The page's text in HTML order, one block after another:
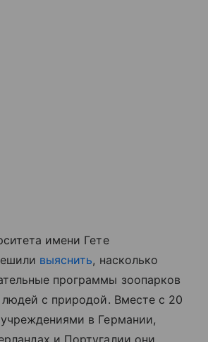
имени Гете
выяснить, насколько
программы зоопарков
людей с природой. Вместе с 20
в Германии,
и Португалии они